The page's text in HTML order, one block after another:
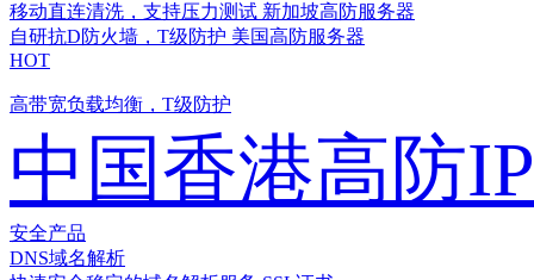
移动直连清洗，支持压力测试 新加坡高防服务器
自研抗D防火墙，T级防护 美国高防服务器
HOT
高带宽负载均衡，T级防护
中国香港高防IP
安全产品
DNS域名解析